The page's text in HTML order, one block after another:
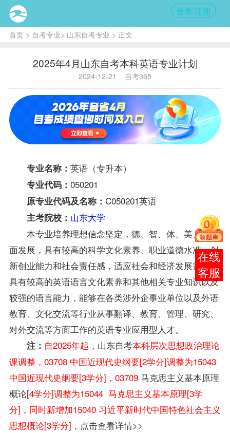
登录/注册
首页> 自考专业> 山东自考专业 > 正文
2025年4月山东自考本科英语专业计划
2024-12-21 自考365
专业名称： 英语（专升本）
专业代码： 050201
原专业代码及名称： C050201英语
主考院校： 山东大学
本专业培养理想信念坚定，德、智、体、美、劳全
面发展，具有较高的科学文化素养、职业道德水准、创
新创业能力和社会责任感，适应社会和经济发展需要，
具有较高的英语语言文化素养和其他相关专业知识以及
较强的语言能力，能够在各类涉外企事业单位以及外语
教育、文化交流等行业从事翻译、教育、管理、研究、
对外交流等方面工作的英语专业应用型人才。
注： 自2025年起， 山东自考本科层次思想政治理论
课调整，03708 中国近现代史纲要[2学分]调整为15043
中国近现代史纲要[3学分]，03709 马克思主义基本原理
概论[4学分]调整为15044 马克思主义基本原理[3学
分]，同时新增加15040 习近平新时代中国特色社会主义
思想概论[3学分]， 点击查看详情>>
报考
咨询